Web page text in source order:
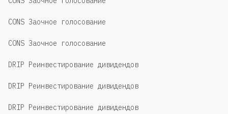
CONS Заочное голосование
CONS Заочное голосование
DRIP Реинвестирование дивидендов
DRIP Реинвестирование дивидендов
DRIP Реинвестирование дивидендов